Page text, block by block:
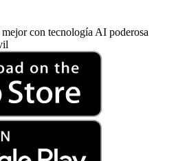
con tecnología AI poderosa